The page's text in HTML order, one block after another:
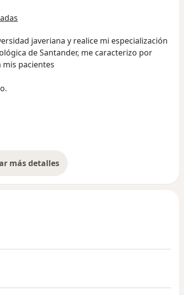
javeriana y realice mi especialización
de Santander, me caracterizo por
pacientes
más detalles
sobre la experiencia